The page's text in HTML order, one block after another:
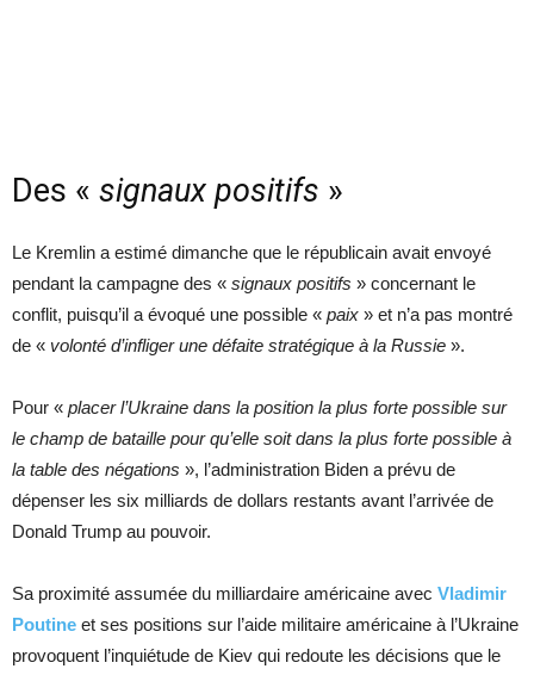
Des « signaux positifs »
Le Kremlin a estimé dimanche que le républicain avait envoyé
pendant la campagne des « signaux positifs » concernant le
conflit, puisqu’il a évoqué une possible « paix » et n’a pas montré
de « volonté d’infliger une défaite stratégique à la Russie ».
Pour « placer l’Ukraine dans la position la plus forte possible sur
le champ de bataille pour qu’elle soit dans la plus forte possible à
la table des négations », l’administration Biden a prévu de
dépenser les six milliards de dollars restants avant l’arrivée de
Donald Trump au pouvoir.
Sa proximité assumée du milliardaire américaine avec Vladimir
Poutine et ses positions sur l’aide militaire américaine à l’Ukraine
provoquent l’inquiétude de Kiev qui redoute les décisions que le